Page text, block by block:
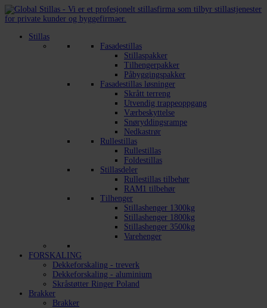
Stillas
Fasadestillas
Stillaspakker
Tilhengerpakker
Påbyggingspakker
Fasadestillas løsninger
Skrått terreng
Utvendig trappeoppgang
Værbeskyttelse
Snøryddingsrampe
Nedkastrør
Rullestillas
Rullestillas
Foldestillas
Stillasdeler
Rullestillas tilbehør
RAM1 tilbehør
Tilhenger
Stillashenger 1300kg
Stillashenger 1800kg
Stillashenger 3500kg
Varehenger
FORSKALING
Dekkeforskaling - treverk
Dekkeforskaling - aluminium
Skråstøtter Ringer Poland
Brakker
Brakker